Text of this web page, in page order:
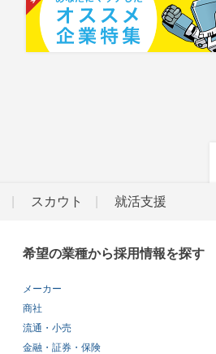
スカウト 就活支援
希望の業種から採用情報を探す
メーカー
商社
流通・小売
金融・証券・保険